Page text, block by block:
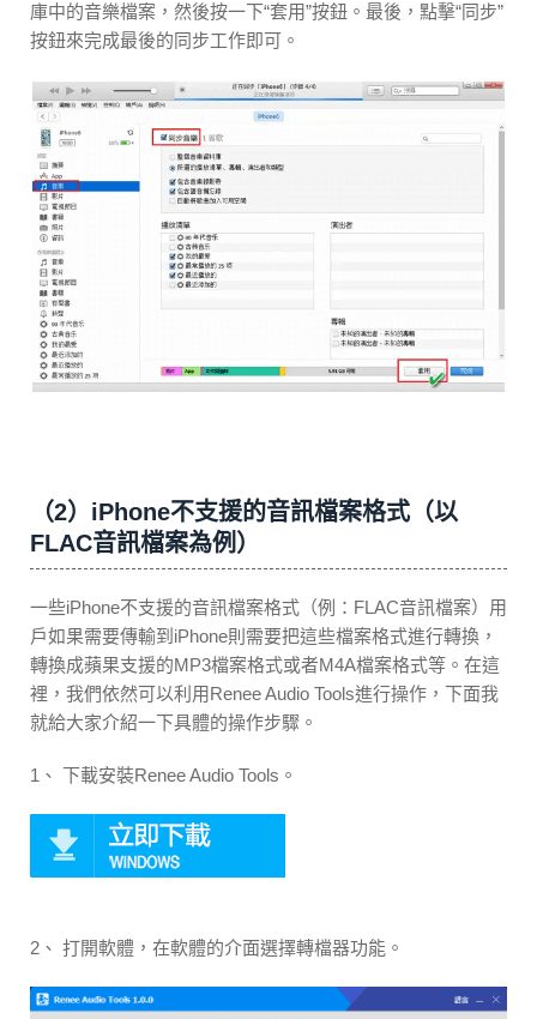
庫中的音樂檔案，然後按一下“套用”按鈕。最後，點擊“同步”
按鈕來完成最後的同步工作即可。
（2）iPhone不支援的音訊檔案格式（以
FLAC音訊檔案為例）
一些iPhone不支援的音訊檔案格式（例：FLAC音訊檔案）用
戶如果需要傳輸到iPhone則需要把這些檔案格式進行轉換，
轉換成蘋果支援的MP3檔案格式或者M4A檔案格式等。在這
裡，我們依然可以利用Renee Audio Tools進行操作，下面我
就給大家介紹一下具體的操作步驟。
1、 下載安裝Renee Audio Tools。
2、 打開軟體，在軟體的介面選擇轉檔器功能。